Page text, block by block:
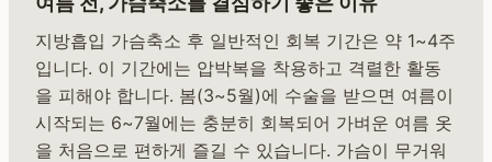
지방흡입 가슴축소 후 일반적인 회복 기간은 약 1~4주
입니다. 이 기간에는 압박복을 착용하고 격렬한 활동
을 피해야 합니다. 봄(3~5월)에 수술을 받으면 여름이
시작되는 6~7월에는 충분히 회복되어 가벼운 여름 옷
을 처음으로 편하게 즐길 수 있습니다. 가슴이 무거워